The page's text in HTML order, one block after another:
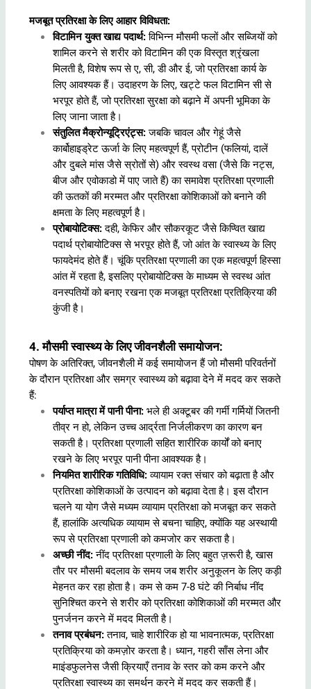
मजबूत प्रतिरक्षा के लिए आहार विविधता:
विटामिन युक्त खाद्य पदार्थ:विभिन्न मौसमी फलों और सब्जियों को
शामिल करने से शरीर को विटामिन की एक विस्तृत श्रृंखला
मिलती है, विशेष रूप से ए, सी, डी और ई, जो प्रतिरक्षा कार्य के
लिए आवश्यक हैं। उदाहरण के लिए, खट्टे फल विटामिन सी से
भरपूर होते हैं, जो प्रतिरक्षा सुरक्षा को बढ़ाने में अपनी भूमिका के
लिए जाना जाता है।
संतुलित मैक्रोन्यूट्रिएंट्स:जबकि चावल और गेहूं जैसे
कार्बोहाइड्रेट ऊर्जा के लिए महत्वपूर्ण हैं, प्रोटीन (फलियां, दालें
और दुबले मांस जैसे स्रोतों से) और स्वस्थ वसा (जैसे कि नट्स,
बीज और एवोकाडो में पाए जाते हैं) का समावेश प्रतिरक्षा प्रणाली
की ऊतकों की मरम्मत और प्रतिरक्षा कोशिकाओं को बनाने की
क्षमता के लिए महत्वपूर्ण है।
प्रोबायोटिक्स:दही, केफिर और सौकरकूट जैसे किण्वित खाद्य
पदार्थ प्रोबायोटिक्स से भरपूर होते हैं, जो आंत के स्वास्थ्य के लिए
फायदेमंद होते हैं। चूंकि प्रतिरक्षा प्रणाली का एक महत्वपूर्ण हिस्सा
आंत में रहता है, इसलिए प्रोबायोटिक्स के माध्यम से स्वस्थ आंत
वनस्पतियों को बनाए रखना एक मजबूत प्रतिरक्षा प्रतिक्रिया की
कुंजी है।
4. मौसमी स्वास्थ्य के लिए जीवनशैली समायोजन:
पोषण के अतिरिक्त, जीवनशैली में कई समायोजन हैं जो मौसमी परिवर्तनों
के दौरान प्रतिरक्षा और समग्र स्वास्थ्य को बढ़ावा देने में मदद कर सकते
हैं:
पर्याप्त मात्रा में पानी पीना: भले ही अक्टूबर की गर्मी गर्मियों जितनी
तीव्र न हो, लेकिन उच्च आर्द्रता निर्जलीकरण का कारण बन
सकती है। प्रतिरक्षा प्रणाली सहित शारीरिक कार्यों को बनाए
रखने के लिए भरपूर पानी पीना आवश्यक है।
नियमित शारीरिक गतिविधि:व्यायाम रक्त संचार को बढ़ाता है और
प्रतिरक्षा कोशिकाओं के उत्पादन को बढ़ावा देता है। इस दौरान
चलने या योग जैसे मध्यम व्यायाम प्रतिरक्षा को मजबूत कर सकते
हैं, हालांकि अत्यधिक व्यायाम से बचना चाहिए, क्योंकि यह अस्थायी
रूप से प्रतिरक्षा प्रणाली को कमजोर कर सकता है।
अच्छी नींद:नींद प्रतिरक्षा प्रणाली के लिए बहुत ज़रूरी है, खास
तौर पर मौसमी बदलाव के समय जब शरीर अनुकूलन के लिए कड़ी
मेहनत कर रहा होता है। कम से कम 7-8 घंटे की निर्बाध नींद
सुनिश्चित करने से शरीर को प्रतिरक्षा कोशिकाओं की मरम्मत और
पुनर्जनन करने में मदद मिलती है।
तनाव प्रबंधन:तनाव, चाहे शारीरिक हो या भावनात्मक, प्रतिरक्षा
प्रतिक्रिया को कमज़ोर करता है। ध्यान, गहरी साँस लेना और
माइंडफुलनेस जैसी क्रियाएँ तनाव के स्तर को कम करने और
प्रतिरक्षा स्वास्थ्य का समर्थन करने में मदद कर सकती हैं।